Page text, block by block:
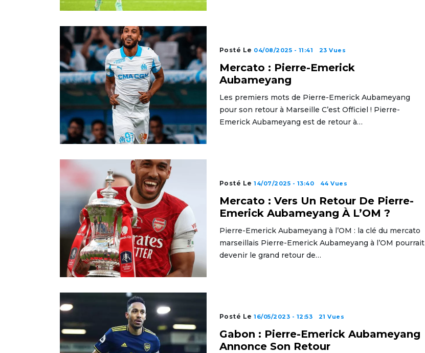
Posté Le 04/08/2025 - 11:41 23 Vues
Mercato : Pierre-Emerick
Aubameyang
Les premiers mots de Pierre-Emerick Aubameyang
pour son retour à Marseille C’est Officiel ! Pierre-
Emerick Aubameyang est de retour à…
Posté Le14/07/2025 - 13:40 44 Vues
Mercato : Vers Un Retour De Pierre-
Emerick Aubameyang À L’OM ?
Pierre-Emerick Aubameyang à l’OM : la clé du mercato
marseillais Pierre-Emerick Aubameyang à l’OM pourrait
devenir le grand retour de…
Posté Le16/05/2023 - 12:53 21 Vues
Gabon : Pierre-Emerick Aubameyang
Annonce Son Retour